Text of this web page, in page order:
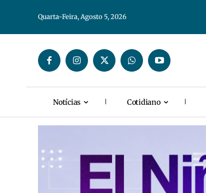
Quarta-Feira, Agosto 5, 2026
Notícias Cotidiano